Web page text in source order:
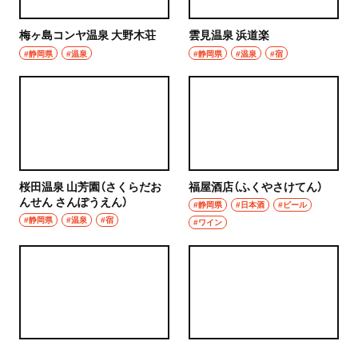
梅ヶ島コンヤ温泉 大野木荘
#静岡県 #温泉
雲見温泉 浜道楽
#静岡県 #温泉 #宿
桜田温泉 山芳園（さくらだお
んせん さんぽうえん）
#静岡県 #温泉 #宿
福屋酒店（ふくやさけてん）
#静岡県 #日本酒
#ビール
#ワイン